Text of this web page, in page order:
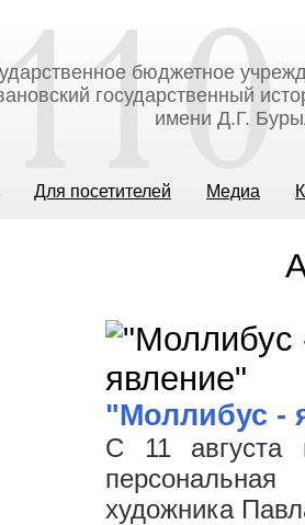
бюджетное
государственный
имени Д.Г.
Для посетителей Медиа
"Моллибус -
С 11 августа
художника